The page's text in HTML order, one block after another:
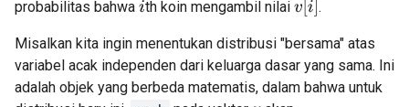
probabilitas bahwa ith koin mengambil nilai v[ i] .
Misalkan kita ingin menentukan distribusi "bersama" atas
variabel acak independen dari keluarga dasar yang sama. Ini
adalah objek yang berbeda matematis, dalam bahwa untuk